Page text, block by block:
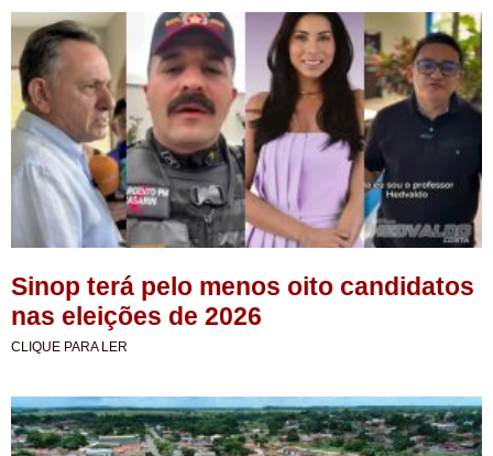
Sinop terá pelo menos oito candidatos
nas eleições de 2026
CLIQUE PARA LER